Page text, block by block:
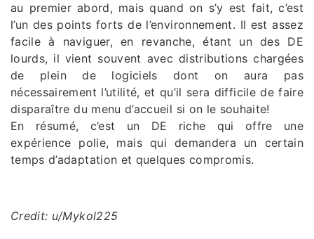
au premier abord, mais quand on s’y est fait, c’est
l’un des points forts de l’environnement. Il est assez
facile à naviguer, en revanche, étant un des DE
lourds, il vient souvent avec distributions chargées
de plein de logiciels dont on aura pas
nécessairement l’utilité, et qu’il sera difficile de faire
disparaître du menu d’accueil si on le souhaite!
En résumé, c’est un DE riche qui offre une
expérience polie, mais qui demandera un certain
temps d’adaptation et quelques compromis.
Credit: u/Mykol225